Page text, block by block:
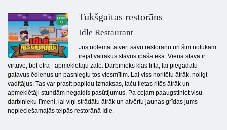
Tukšgaitas restorāns
Idle Restaurant
Jūs nolēmāt atvērt savu restorānu un šim nolūkam
īrējāt vairākus stāvus īpašā ēkā. Vienā stāvā ir
virtuve, bet otrā - apmeklētāju zāle. Darbinieks klās liftā, lai piegādātu
gatavus ēdienus un pasniegtu tos viesmīlim. Lai viss noritētu ātrāk, nolīgt
vadītājus. Tas var prasīt papildu izmaksas, taču lietas ritēs ātrāk un
apmeklētāji stundām negaidīs pasūtījumus. Pa ceļam paaugstiniet visu
darbinieku līmeni, lai viņi strādātu ātrāk un atvērtu jaunas grīdas jums
nepieciešamajās telpās restorānā Idle.